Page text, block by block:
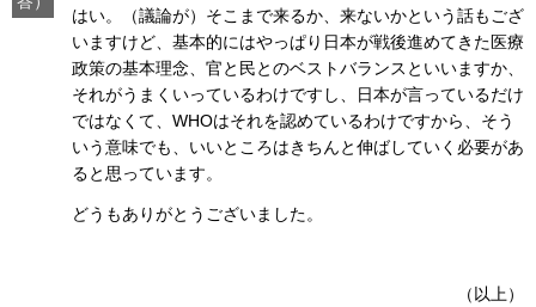
はい。（議論が）そこまで来るか、来ないかという話もござ
いますけど、基本的にはやっぱり日本が戦後進めてきた医療
政策の基本理念、官と民とのベストバランスといいますか、
それがうまくいっているわけですし、日本が言っているだけ
ではなくて、WHOはそれを認めているわけですから、そう
いう意味でも、いいところはきちんと伸ばしていく必要があ
ると思っています。
どうもありがとうございました。
（以上）